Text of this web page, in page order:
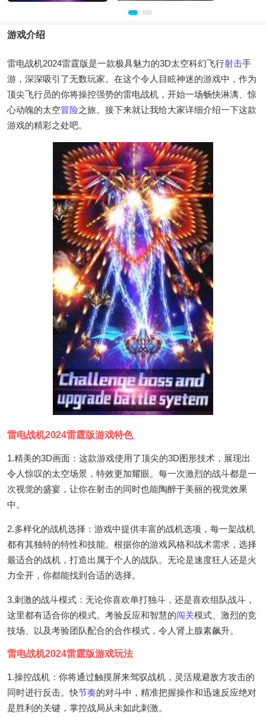
游戏介绍
雷电战机2024雷霆版是一款极具魅力的3D太空科幻飞行射击手
游，深深吸引了无数玩家。在这个令人目眩神迷的游戏中，作为
顶尖飞行员的你将操控强势的雷电战机，开始一场畅快淋漓、惊
心动魄的太空冒险之旅。接下来就让我给大家详细介绍一下这款
游戏的精彩之处吧。
雷电战机2024雷霆版游戏特色
1.精美的3D画面：这款游戏使用了顶尖的3D图形技术，展现出
令人惊叹的太空场景，特效更加耀眼。每一次激烈的战斗都是一
次视觉的盛宴，让你在射击的同时也能陶醉于美丽的视觉效果
中。
2.多样化的战机选择：游戏中提供丰富的战机选项，每一架战机
都有其独特的特性和技能。根据你的游戏风格和战术需求，选择
最适合的战机，打造出属于个人的战队。无论是速度狂人还是火
力全开，你都能找到合适的选择。
3.刺激的战斗模式：无论你喜欢单打独斗，还是喜欢组队战斗，
这里都有适合你的模式。考验反应和智慧的闯关模式、激烈的竞
技场、以及考验团队配合的合作模式，令人肾上腺素飙升。
雷电战机2024雷霆版游戏玩法
1.操控战机：你将通过触摸屏来驾驭战机，灵活规避敌方攻击的
同时进行反击。快节奏的对斗中，精准把握操作和迅速反应绝对
是胜利的关键，掌控战局从未如此刺激。